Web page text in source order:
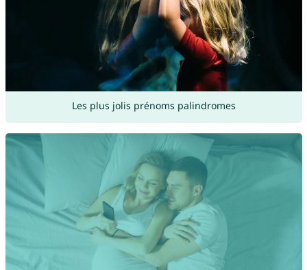
Les plus jolis prénoms palindromes